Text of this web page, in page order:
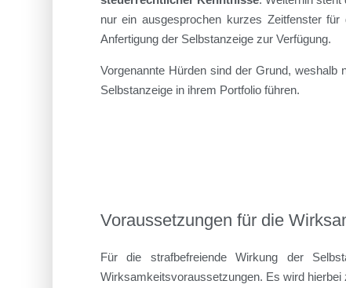
nur ein ausgesprochen kurzes Zeitfenster
Anfertigung der Selbstanzeige zur Verfügung.
Vorgenannte Hürden sind der Grund, weshalb
Selbstanzeige in ihrem Portfolio führen.
Voraussetzungen für die
Für die strafbefreiende Wirkung der
Wirksamkeitsvoraussetzungen. Es wird hierbei